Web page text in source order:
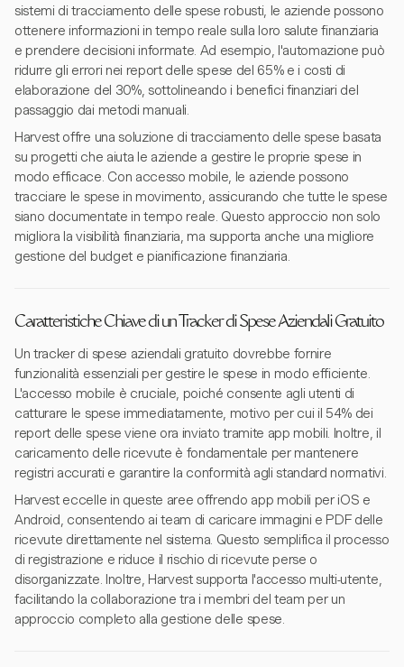
sistemi di tracciamento delle spese robusti, le aziende possono
ottenere informazioni in tempo reale sulla loro salute finanziaria
e prendere decisioni informate. Ad esempio, l'automazione può
ridurre gli errori nei report delle spese del 65% e i costi di
elaborazione del 30%, sottolineando i benefici finanziari del
passaggio dai metodi manuali.
Harvest offre una soluzione di tracciamento delle spese basata
su progetti che aiuta le aziende a gestire le proprie spese in
modo efficace. Con accesso mobile, le aziende possono
tracciare le spese in movimento, assicurando che tutte le spese
siano documentate in tempo reale. Questo approccio non solo
migliora la visibilità finanziaria, ma supporta anche una migliore
gestione del budget e pianificazione finanziaria.
Caratteristiche Chiave di un Tracker di Spese Aziendali Gratuito
Un tracker di spese aziendali gratuito dovrebbe fornire
funzionalità essenziali per gestire le spese in modo efficiente.
L'accesso mobile è cruciale, poiché consente agli utenti di
catturare le spese immediatamente, motivo per cui il 54% dei
report delle spese viene ora inviato tramite app mobili. Inoltre, il
caricamento delle ricevute è fondamentale per mantenere
registri accurati e garantire la conformità agli standard normativi.
Harvest eccelle in queste aree offrendo app mobili per iOS e
Android, consentendo ai team di caricare immagini e PDF delle
ricevute direttamente nel sistema. Questo semplifica il processo
di registrazione e riduce il rischio di ricevute perse o
disorganizzate. Inoltre, Harvest supporta l'accesso multi-utente,
facilitando la collaborazione tra i membri del team per un
approccio completo alla gestione delle spese.